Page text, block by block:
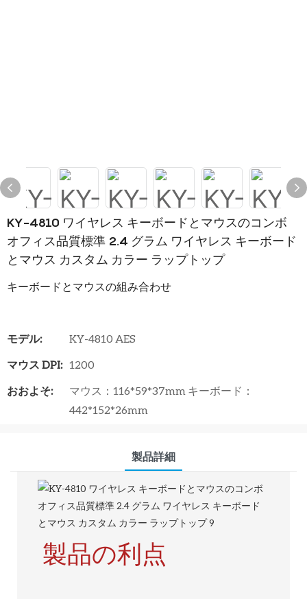
KY-4810 ワイヤレス キーボードとマウスのコンボ
オフィス品質標準 2.4 グラム ワイヤレス キーボード
とマウス カスタム カラー ラップトップ
キーボードとマウスの組み合わせ
モデル:
KY-4810 AES
マウス DPI: 1200
おおよそ:
マウス：116*59*37mm キーボード：
442*152*26mm
製品詳細
製品の利点